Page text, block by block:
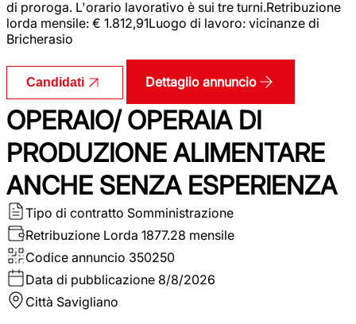
di proroga. L'orario lavorativo è sui tre turni.Retribuzione
lorda mensile: € 1.812,91Luogo di lavoro: vicinanze di
Bricherasio
Candidati Dettaglio annuncio
OPERAIO/ OPERAIA DI
PRODUZIONE ALIMENTARE
ANCHE SENZA ESPERIENZA
Tipo di contratto Somministrazione
Retribuzione Lorda 1877.28 mensile
Codice annuncio 350250
Data di pubblicazione 8/8/2026
Città Savigliano